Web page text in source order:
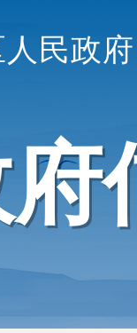
民政府